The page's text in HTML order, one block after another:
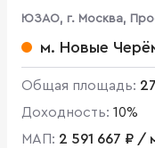
ЮЗАО, г. Москва,
м. Новые
Общая площадь:
Доходность: 10%
МАП: 2 591 667 ₽ /